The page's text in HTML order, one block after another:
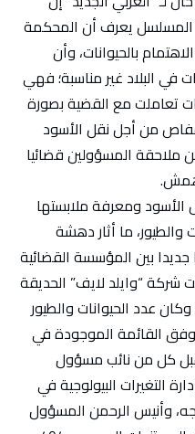
المسلسل يعرف أن المحكمة
بالحيوانات، وأن
في البلاد غير مناسبة؛ فهي
تعاملت مع القضية بصورة
من أجل نقل الأسود
ملاحقة المسؤولين قضائيا
همش.
ومعرفة ملابستها
ما أثار دهشة
جديدا بين المؤسسة القضائية
شركة “وايلد لايف” الحديقة
عدد الحيوانات والطيور
فقط 404، وذلك وفق القائمة الموجودة في
كل من نائب مسؤول
التغيرات البيولوجية في
وأنيس الرحمن المسؤول